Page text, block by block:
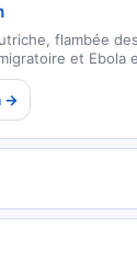
flambée
et Ebola
→